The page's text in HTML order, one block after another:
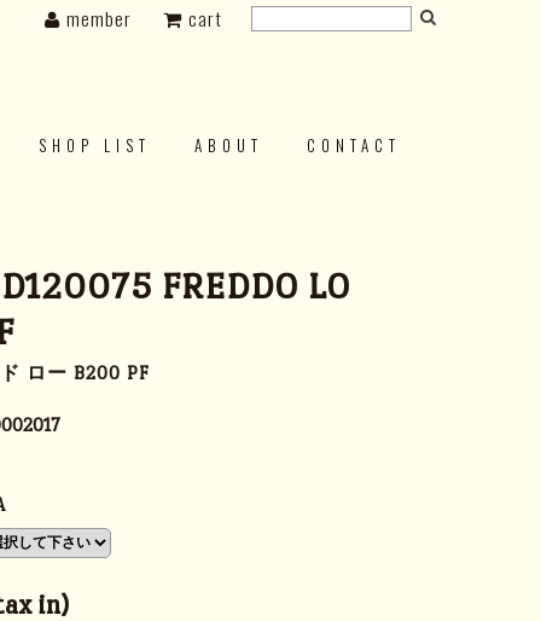
SHOP LIST ABOUT CONTACT
member cart
FREDDO LO
ロー B200 PF
in)